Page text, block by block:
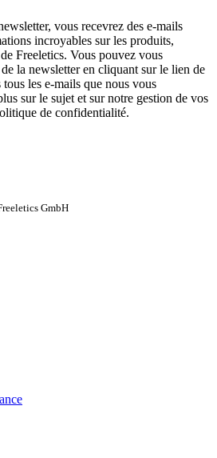
vous recevrez des e-mails
incroyables sur les produits,
Freeletics. Vous pouvez vous
la newsletter en cliquant sur le lien de
les e-mails que nous vous
sur le sujet et sur notre gestion de vos
de confidentialité.
GmbH